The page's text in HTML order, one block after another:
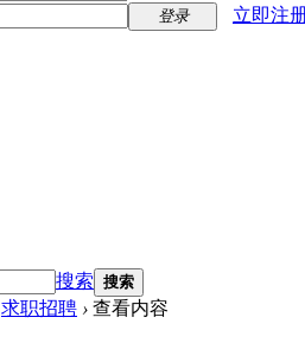
登录 立即注
搜索 搜索
求职招聘 › 查看内容